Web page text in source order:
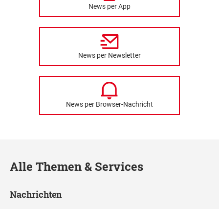
News per App
News per Newsletter
News per Browser-Nachricht
Alle Themen & Services
Nachrichten